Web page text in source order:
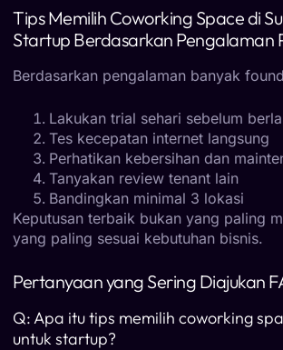
Tips Memilih Coworking Space di
Startup Berdasarkan Pengalaman
Berdasarkan pengalaman banyak
Lakukan trial sehari sebelum
Tes kecepatan internet langsung
Perhatikan kebersihan dan
Tanyakan review tenant lain
Bandingkan minimal 3 lokasi
Keputusan terbaik bukan yang paling
yang paling sesuai kebutuhan bisnis.
Pertanyaan yang Sering Diajukan
Q: Apa itu tips memilih coworking
untuk startup?